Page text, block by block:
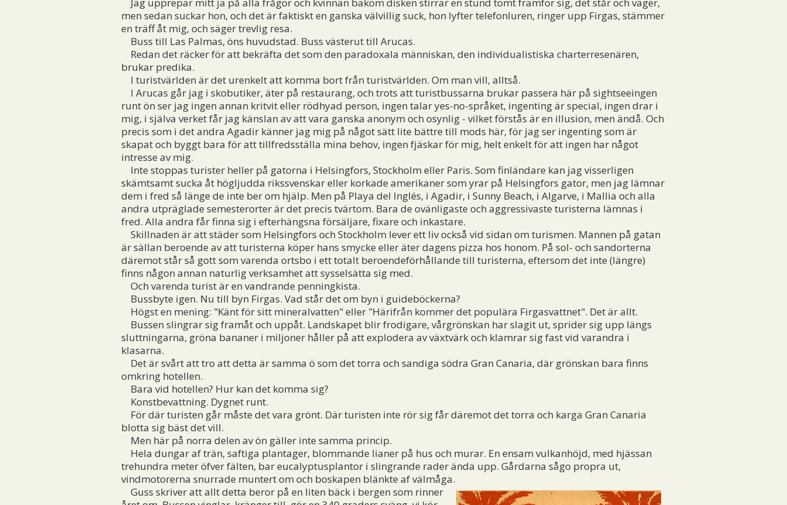
men sedan suckar hon, och det är faktiskt en ganska välvillig suck, hon lyfter telefonluren, ringer upp Firgas, stämmer
en träff åt mig, och säger trevlig resa.
Buss till Las Palmas, öns huvudstad. Buss västerut till Arucas.
Redan det räcker för att bekräfta det som den paradoxala människan, den individualistiska charterresenären,
brukar predika.
I turistvärlden är det urenkelt att komma bort från turistvärlden. Om man vill, alltså.
I Arucas går jag i skobutiker, äter på restaurang, och trots att turistbussarna brukar passera här på sightseeingen
runt ön ser jag ingen annan kritvit eller rödhyad person, ingen talar yes-no-språket, ingenting är special, ingen drar i
mig, i själva verket får jag känslan av att vara ganska anonym och osynlig - vilket förstås är en illusion, men ändå. Och
precis som i det andra Agadir känner jag mig på något sätt lite bättre till mods här, för jag ser ingenting som är
skapat och byggt bara för att tillfredsställa mina behov, ingen fjäskar för mig, helt enkelt för att ingen har något
intresse av mig.
Inte stoppas turister heller på gatorna i Helsingfors, Stockholm eller Paris. Som finländare kan jag visserligen
skämtsamt sucka åt högljudda rikssvenskar eller korkade amerikaner som yrar på Helsingfors gator, men jag lämnar
dem i fred så länge de inte ber om hjälp. Men på Playa del Inglés, i Agadir, i Sunny Beach, i Algarve, i Mallia och alla
andra utpräglade semesterorter är det precis tvärtom. Bara de ovänligaste och aggressivaste turisterna lämnas i
fred. Alla andra får finna sig i efterhängsna försäljare, fixare och inkastare.
Skillnaden är att städer som Helsingfors och Stockholm lever ett liv också vid sidan om turismen. Mannen på gatan
är sällan beroende av att turisterna köper hans smycke eller äter dagens pizza hos honom. På sol- och sandorterna
däremot står så gott som varenda ortsbo i ett totalt beroendeförhållande till turisterna, eftersom det inte (längre)
finns någon annan naturlig verksamhet att sysselsätta sig med.
Och varenda turist är en vandrande penningkista.
Bussbyte igen. Nu till byn Firgas. Vad står det om byn i guideböckerna?
Högst en mening: "Känt för sitt mineralvatten" eller "Härifrån kommer det populära Firgasvattnet". Det är allt.
Bussen slingrar sig framåt och uppåt. Landskapet blir frodigare, vårgrönskan har slagit ut, sprider sig upp längs
sluttningarna, gröna bananer i miljoner håller på att explodera av växtvärk och klamrar sig fast vid varandra i
klasarna.
Det är svårt att tro att detta är samma ö som det torra och sandiga södra Gran Canaria, där grönskan bara finns
omkring hotellen.
Bara vid hotellen? Hur kan det komma sig?
Konstbevattning. Dygnet runt.
För där turisten går måste det vara grönt. Där turisten inte rör sig får däremot det torra och karga Gran Canaria
blotta sig bäst det vill.
Men här på norra delen av ön gäller inte samma princip.
Hela dungar af trän, saftiga plantager, blommande lianer på hus och murar. En ensam vulkanhöjd, med hjässan
trehundra meter öfver fälten, bar eucalyptusplantor i slingrande rader ända upp. Gårdarna sågo propra ut,
vindmotorerna snurrade muntert om och boskapen blänkte af välmåga.
Guss skriver att allt detta beror på en liten bäck i bergen som rinner